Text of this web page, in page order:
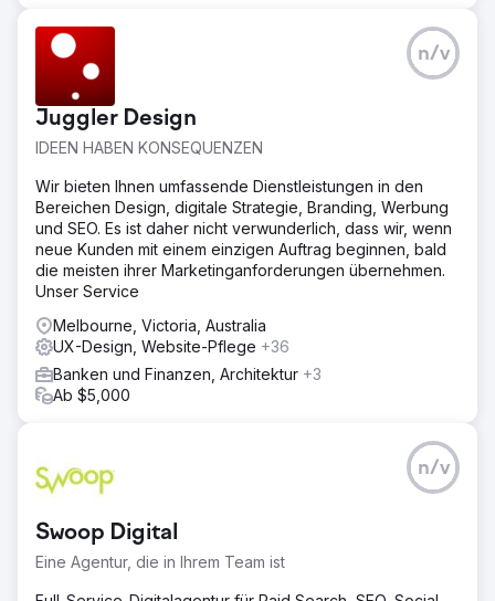
Landingpage-Erlebnis auf der Website (UX-
Unterstützung). - Identifizieren Sie eine neue/breitere
Zielgruppe außerhalb der Zielgruppe der AFL-
Unterstützer
Ergebnis
- Das Gesamtziel der eingeworbenen Mittel wurde mit
US-Dollar übertroffen! (gegenüber 14,6 Mio. US-Dollar im
Jahr 2021) – Steigerung der Spendenseitensitzungen um
128 % (im Vergleich zum Vorjahr) – Erzielte 4,57 Millionen
Impressionen in den sozialen Medien von April bis Juni
2022 (+145 % im Vergleich zum Vorjahr) – 73 % geringere
Kosten pro Kauf/Spende
Zur Agenturseite
Juggler Design
IDEEN HABEN KONSEQUENZEN
n/v
Wir bieten Ihnen umfassende Dienstleistungen in den
Bereichen Design, digitale Strategie, Branding, Werbung
und SEO. Es ist daher nicht verwunderlich, dass wir, wenn
neue Kunden mit einem einzigen Auftrag beginnen, bald
die meisten ihrer Marketinganforderungen übernehmen.
Unser Service
Melbourne, Victoria, Australia
UX-Design, Website-Pflege +36
Banken und Finanzen, Architektur +3
Ab $5,000
Swoop Digital
Eine Agentur, die in Ihrem Team ist
n/v